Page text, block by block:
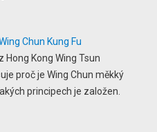
Chun Kung Fu
Hong Kong Wing Tsun
proč je Wing Chun měkký
principech je založen.